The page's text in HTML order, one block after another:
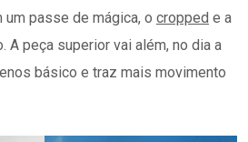
um passe de mágica, o cropped e a
A peça superior vai além, no dia a
básico e traz mais movimento